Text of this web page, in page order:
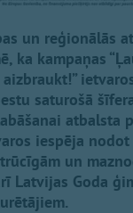
un reģionālās
ka kampaņas
saturošā
atbalsta
iespēja
un
Latvijas Goda